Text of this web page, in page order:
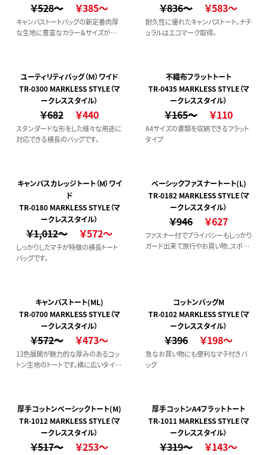
￥528～ ￥385～
キャンバストートバッグの新定番肉厚
な生地に豊富なカラー＆サイズが魅
￥836～ ￥583～
耐久性に優れたキャンバストート。ナチ
ュラルはエコマーク取得。
ユーティリティバッグ（Ｍ）ワイド
TR-0300 MARKLESS STYLE（マ
ークレススタイル）
￥682 ￥440
スタンダードな形をした様々な用途に
対応できる横長のバッグです。
不織布フラットトート
TR-0435 MARKLESS STYLE（マ
ークレススタイル）
￥165～ ￥110
A4サイズの書類を収納できるフラット
タイプ
キャンバスカレッジトート（M）ワイ
ド
TR-0180 MARKLESS STYLE（マ
ークレススタイル）
￥1,012～ ￥572～
しっかりしたマチが特徴の横長トート
バッグです。
ベーシックファスナートート(L)
TR-0182 MARKLESS STYLE（マ
ークレススタイル）
￥946 ￥627
ファスナー付でプライバシーもしっかり
ガード出来て旅行やお買い物、スポー
キャンバストート(ML)
TR-0700 MARKLESS STYLE（マ
ークレススタイル）
￥572～ ￥473～
13色展開が魅力的な厚みのあるコッ
トン生地のトートです。横に広いタイプ
コットンバッグM
TR-0102 MARKLESS STYLE（マ
ークレススタイル）
￥396 ￥198～
急なお買い物にも便利なマチ付きバ
ッグ
厚手コットンベーシックトート(M)
TR-1012 MARKLESS STYLE（マ
ークレススタイル）
￥517～ ￥253～
厚手コットンA4フラットトート
TR-1011 MARKLESS STYLE（マ
ークレススタイル）
￥319～ ￥143～